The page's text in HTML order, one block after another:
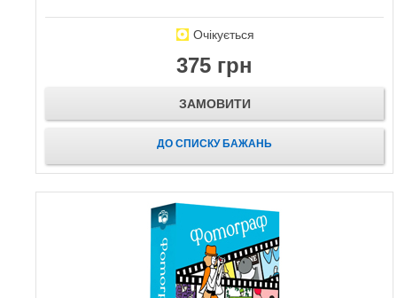
Очікується
375 грн
ЗАМОВИТИ
ДО СПИСКУ БАЖАНЬ